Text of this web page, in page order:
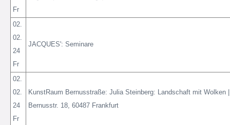
Fr
02.
02.
24
Fr
JACQUES': Seminare
02.
02.
24
Fr
KunstRaum Bernusstraße: Julia Steinberg: Landschaft mit Wolken
Bernusstr. 18, 60487 Frankfurt